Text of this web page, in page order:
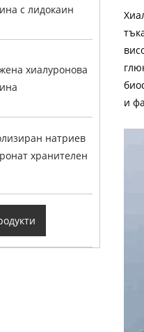
с лидокаин
хиалуронова
натриев
хранителен
и